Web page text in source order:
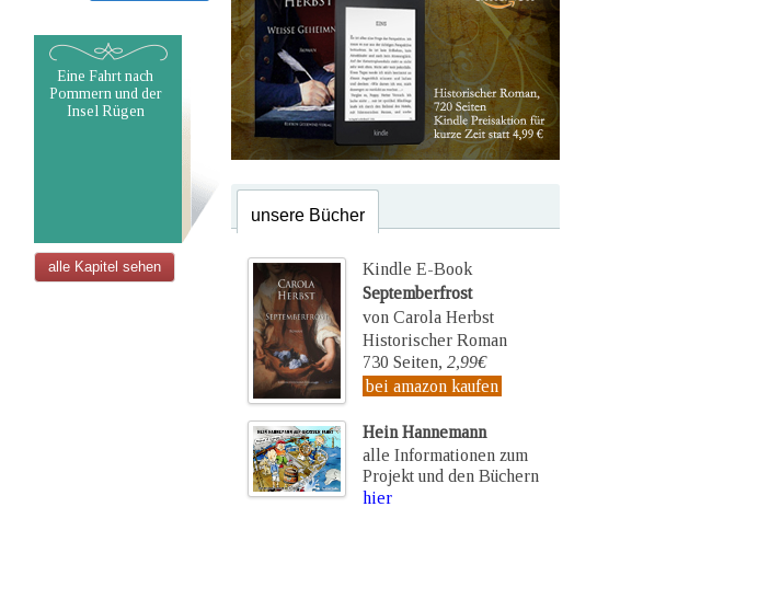
Eine Fahrt nach
Pommern und der
Insel Rügen
alle Kapitel sehen
unsere Bücher
Kindle E-Book
Septemberfrost
von Carola Herbst
Historischer Roman
730 Seiten, 2,99€
bei amazon kaufen
Hein Hannemann
alle Informationen zum
Projekt und den Büchern
hier